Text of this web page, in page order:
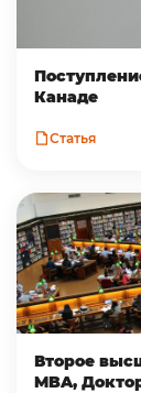
Канаде
Статья
Второе
MBA,